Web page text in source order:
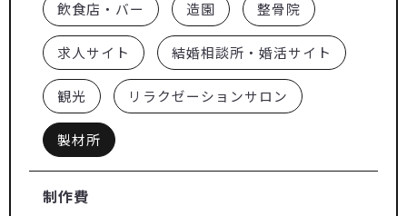
飲食店・バー 造園 整骨院
求人サイト 結婚相談所・婚活サイト
観光 リラクゼーションサロン
製材所
制作費